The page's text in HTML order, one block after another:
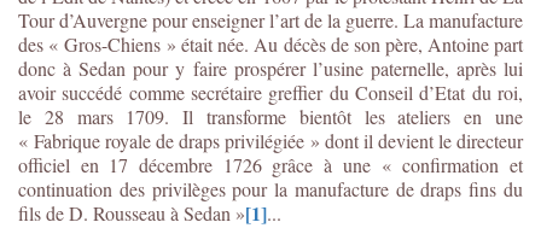
Tour d’Auvergne pour enseigner l’art de la guerre. La manufacture
des « Gros-Chiens » était née. Au décès de son père, Antoine part
donc à Sedan pour y faire prospérer l’usine paternelle, après lui
avoir succédé comme secrétaire greffier du Conseil d’Etat du roi,
le 28 mars 1709. Il transforme bientôt les ateliers en une
« Fabrique royale de draps privilégiée » dont il devient le directeur
officiel en 17 décembre 1726 grâce à une « confirmation et
continuation des privilèges pour la manufacture de draps fins du
fils de D. Rousseau à Sedan »[1]...